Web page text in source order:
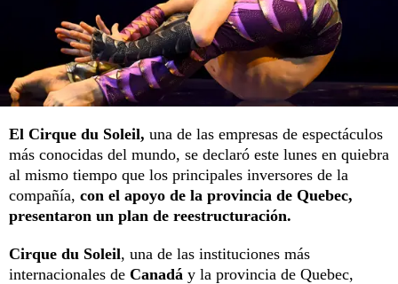
El Cirque du Soleil, una de las empresas de espectáculos
más conocidas del mundo, se declaró este lunes en quiebra
al mismo tiempo que los principales inversores de la
compañía, con el apoyo de la provincia de Quebec,
presentaron un plan de reestructuración.
Cirque du Soleil, una de las instituciones más
internacionales de Canadá y la provincia de Quebec,